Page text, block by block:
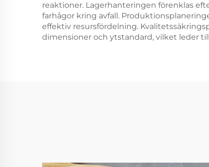
reaktioner. Lagerhanteringen förenklas
farhågor kring avfall.
effektiv resursfördelning.
dimensioner och ytstandard, vilket leder